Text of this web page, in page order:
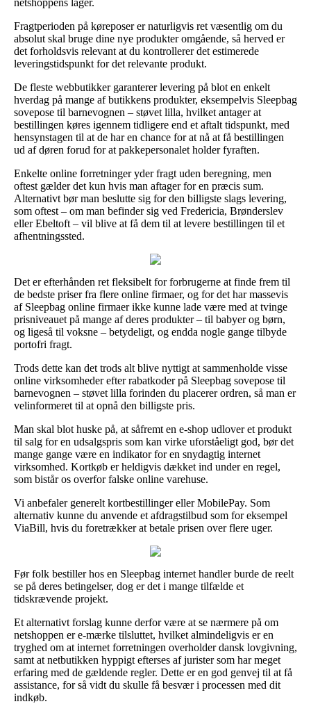
Fragtperioden på køreposer er naturligvis ret væsentlig om du
absolut skal bruge dine nye produkter omgående, så herved er
det forholdsvis relevant at du kontrollerer det estimerede
leveringstidspunkt for det relevante produkt.
De fleste webbutikker garanterer levering på blot en enkelt
hverdag på mange af butikkens produkter, eksempelvis Sleepbag
sovepose til barnevognen – støvet lilla, hvilket antager at
bestillingen køres igennem tidligere end et aftalt tidspunkt, med
hensynstagen til at de har en chance for at nå at få bestillingen
ud af døren forud for at pakkepersonalet holder fyraften.
Enkelte online forretninger yder fragt uden beregning, men
oftest gælder det kun hvis man aftager for en præcis sum.
Alternativt bør man beslutte sig for den billigste slags levering,
som oftest – om man befinder sig ved Fredericia, Brønderslev
eller Ebeltoft – vil blive at få dem til at levere bestillingen til et
afhentningssted.
Det er efterhånden ret fleksibelt for forbrugerne at finde frem til
de bedste priser fra flere online firmaer, og for det har massevis
af Sleepbag online firmaer ikke kunne lade være med at tvinge
prisniveauet på mange af deres produkter – til babyer og børn,
og ligeså til voksne – betydeligt, og endda nogle gange tilbyde
portofri fragt.
Trods dette kan det trods alt blive nyttigt at sammenholde visse
online virksomheder efter rabatkoder på Sleepbag sovepose til
barnevognen – støvet lilla forinden du placerer ordren, så man er
velinformeret til at opnå den billigste pris.
Man skal blot huske på, at såfremt en e-shop udlover et produkt
til salg for en udsalgspris som kan virke uforståeligt god, bør det
mange gange være en indikator for en snydagtig internet
virksomhed. Kortkøb er heldigvis dækket ind under en regel,
som bistår os overfor falske online varehuse.
Vi anbefaler generelt kortbestillinger eller MobilePay. Som
alternativ kunne du anvende et afdragstilbud som for eksempel
ViaBill, hvis du foretrækker at betale prisen over flere uger.
Før folk bestiller hos en Sleepbag internet handler burde de reelt
se på deres betingelser, dog er det i mange tilfælde et
tidskrævende projekt.
Et alternativt forslag kunne derfor være at se nærmere på om
netshoppen er e-mærke tilsluttet, hvilket almindeligvis er en
tryghed om at internet forretningen overholder dansk lovgivning,
samt at netbutikken hyppigt efterses af jurister som har meget
erfaring med de gældende regler. Dette er en god genvej til at få
assistance, for så vidt du skulle få besvær i processen med dit
indkøb.